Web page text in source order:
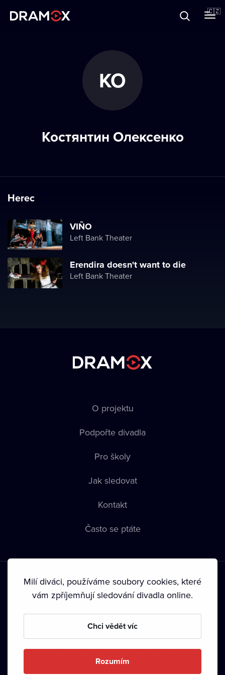
🇨🇿
КО
Костянтин Олексенко
Herec
VIÑO
Left Bank Theater
Erendira doesn't want to die
Left Bank Theater
O projektu
Podpořte divadla
Pro školy
Jak sledovat
Kontakt
Často se ptáte
Podmínky používání • Ochrana soukromí • Zásady používání
• Autorská práva•
Milí diváci, používáme soubory cookies, které
vám zpříjemňují sledování divadla online.
Chci vědět víc
Rozumím